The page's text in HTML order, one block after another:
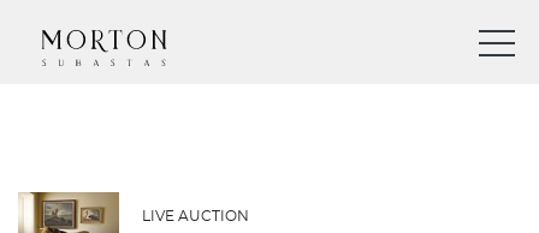
LIVE AUCTION